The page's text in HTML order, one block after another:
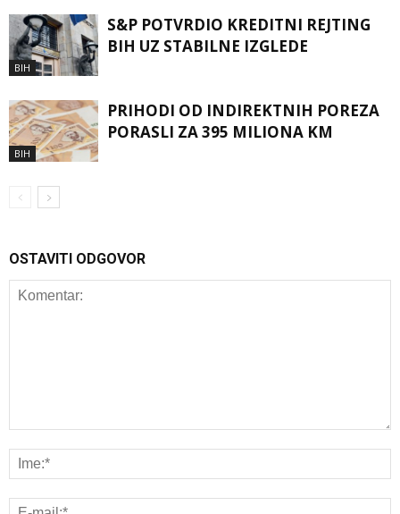
BIH
S&P POTVRDIO KREDITNI REJTING
BIH UZ STABILNE IZGLEDE
BIH
PRIHODI OD INDIREKTNIH POREZA
PORASLI ZA 395 MILIONA KM
OSTAVITI ODGOVOR